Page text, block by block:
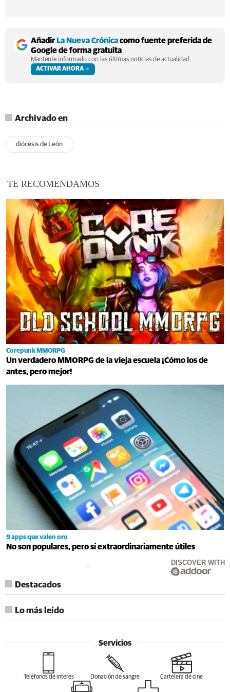
AñadirLa Nueva Crónicacomo fuente preferida de
Google de forma gratuita
Mantente informado con las últimas noticias de actualidad.
ACTIVAR AHORA
Archivado en
diócesis de León
TE RECOMENDAMOS
Corepunk MMORPG
Un verdadero MMORPG de la vieja escuela ¡Cómo los de
antes, pero mejor!
9 apps que valen oro
No son populares, pero sí extraordinariamente útiles
DISCOVER WITH
Destacados
Lo más leído
Servicios
Teléfonos de interés Donación de sangre Cartelera de cine